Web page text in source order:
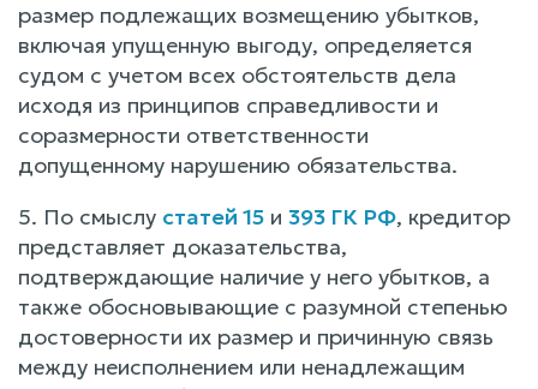
размер подлежащих возмещению убытков,
включая упущенную выгоду, определяется
судом с учетом всех обстоятельств дела
исходя из принципов справедливости и
соразмерности ответственности
допущенному нарушению обязательства.
5. По смыслу статей 15 и 393 ГК РФ, кредитор
представляет доказательства,
подтверждающие наличие у него убытков, а
также обосновывающие с разумной степенью
достоверности их размер и причинную связь
между неисполнением или ненадлежащим